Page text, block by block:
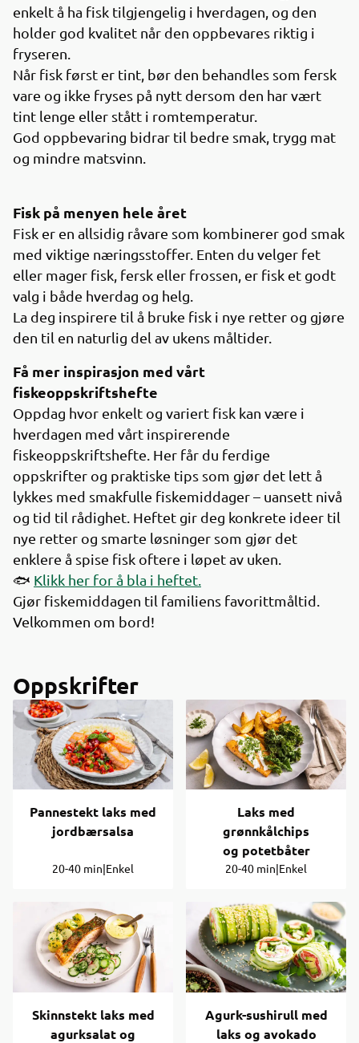
enkelt å ha fisk tilgjengelig i hverdagen, og den
holder god kvalitet når den oppbevares riktig i
fryseren.
Når fisk først er tint, bør den behandles som fersk
vare og ikke fryses på nytt dersom den har vært
tint lenge eller stått i romtemperatur.
God oppbevaring bidrar til bedre smak, trygg mat
og mindre matsvinn.
Fisk på menyen hele året
Fisk er en allsidig råvare som kombinerer god smak
med viktige næringsstoffer. Enten du velger fet
eller mager fisk, fersk eller frossen, er fisk et godt
valg i både hverdag og helg.
La deg inspirere til å bruke fisk i nye retter og gjøre
den til en naturlig del av ukens måltider.
Få mer inspirasjon med vårt
fiskeoppskriftshefte
Oppdag hvor enkelt og variert fisk kan være i
hverdagen med vårt inspirerende
fiskeoppskriftshefte. Her får du ferdige
oppskrifter og praktiske tips som gjør det lett å
lykkes med smakfulle fiskemiddager – uansett nivå
og tid til rådighet. Heftet gir deg konkrete ideer til
nye retter og smarte løsninger som gjør det
enklere å spise fisk oftere i løpet av uken.
🐟 Klikk her for å bla i heftet.
Gjør fiskemiddagen til familiens favorittmåltid.
Velkommen om bord!
Oppskrifter
Pannestekt laks med
jordbærsalsa
20-40 min|Enkel
Laks med
grønnkålchips
og potetbåter
20-40 min|Enkel
Skinnstekt laks med
agurksalat og
Agurk-sushirull med
laks og avokado